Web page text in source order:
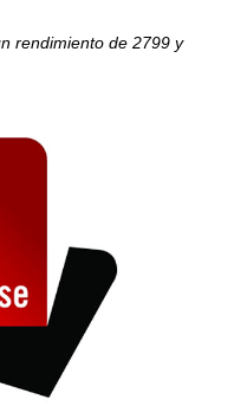
rendimiento de 2799 y